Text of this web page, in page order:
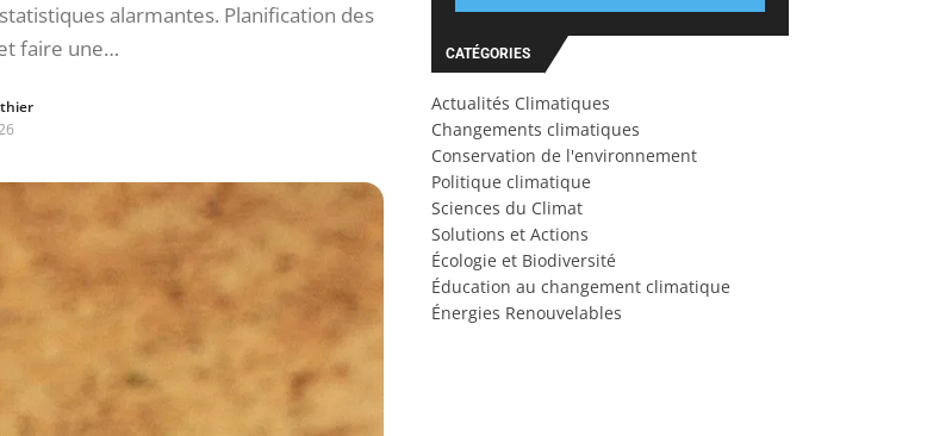
alarmantes. Planification des
faire une…
CATÉGORIES
Actualités Climatiques
Changements climatiques
Conservation de l'environnement
Politique climatique
Sciences du Climat
Solutions et Actions
Écologie et Biodiversité
Éducation au changement climatique
Énergies Renouvelables